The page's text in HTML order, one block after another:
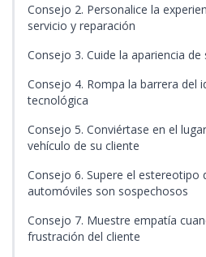
Consejo 2. Personalice la
servicio y reparación
Consejo 3. Cuide la apariencia
Consejo 4. Rompa la barrera del
tecnológica
Consejo 5. Conviértase en el
vehículo de su cliente
Consejo 6. Supere el estereotipo
automóviles son sospechosos
Consejo 7. Muestre empatía
frustración del cliente